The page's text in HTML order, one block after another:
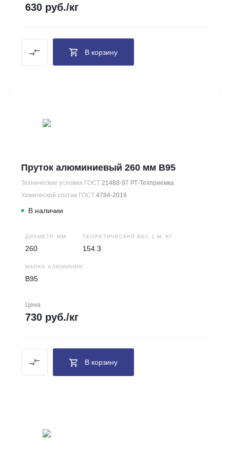
630 руб./кг
В корзину
Пруток алюминиевый 260 мм В95
Технические условия ГОСТ 21488-97 РТ-Техприемка
Химический состав ГОСТ 4784-2019
В наличии
ДИАМЕТР, ММ
260
ТЕОРЕТИЧЕСКИЙ ВЕС 1 М, КГ
154.3
МАРКА АЛЮМИНИЯ
В95
Цена
730 руб./кг
В корзину